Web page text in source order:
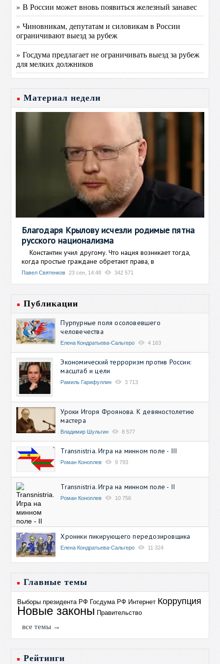
» В России может вновь появиться железный занавес
» Чиновникам, депутатам и силовикам в России
ограничивают выезд за рубеж
» Госдума предлагает не ограничивать выезд за рубеж
для мелких должников
Материал недели
Благодаря Крылову исчезли родимые пятна
русского национализма
Константин учил другому. Что нация возникает тогда,
когда простые граждане обретают права, в
Павел Святенков 23 сен, 14:48 342 571
Публикации
Пурпурные поля осоловевшего
человечества
Елена Кондратьева-Сальгеро 4 163
Экономический терроризм против России:
масштаб и цели
Рамиль Гарифуллин 3 713
Уроки Игоря Фроянова. К девяностолетию
мастера
Владимир Шульгин 8 577
Transnistria. Игра на минном поле - III
Роман Коноплев 9 793
Transnistria. Игра на минном поле - II
Роман Коноплев 10 756
Хроники пикирующего передозировщика
Елена Кондратьева-Сальгеро 11 324
Главные темы
Выборы президента РФ Госдума РФ Интернет Коррупция
Новые законы Правительство
все темы →
Рейтинги